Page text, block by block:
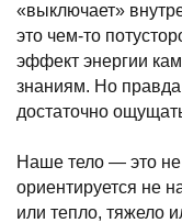
«выключает»
это чем-то
эффект энергии
знаниям. Но
достаточно
Наше тело — это
ориентируется не
или тепло, тяжело